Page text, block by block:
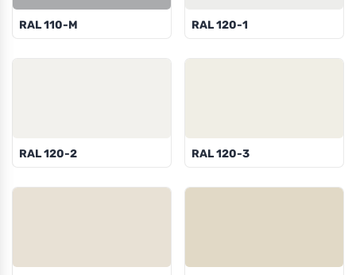
RAL 110-M RAL 120-1
RAL 120-2 RAL 120-3